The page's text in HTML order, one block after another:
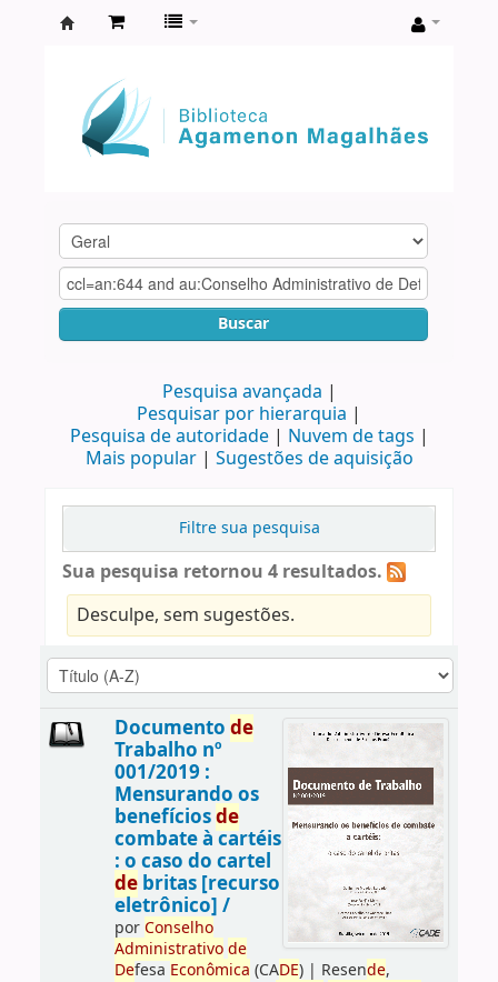
Agamenon
Magalhães
Buscar
Pesquisa avançada
Pesquisar por hierarquia
Pesquisa de autoridade
Nuvem de tags
Mais popular
Sugestões de aquisição
Filtre sua pesquisa
Sua pesquisa retornou 4 resultados.
Desculpe, sem sugestões.
Documento de
Trabalho nº
001/2019 :
Mensurando os
benefíciosde
combate à cartéis
: o caso do cartel
debritas [recurso
eletrônico] /
porConselho
Administrativo de
Defesa Econômica (CADE)| Resende,